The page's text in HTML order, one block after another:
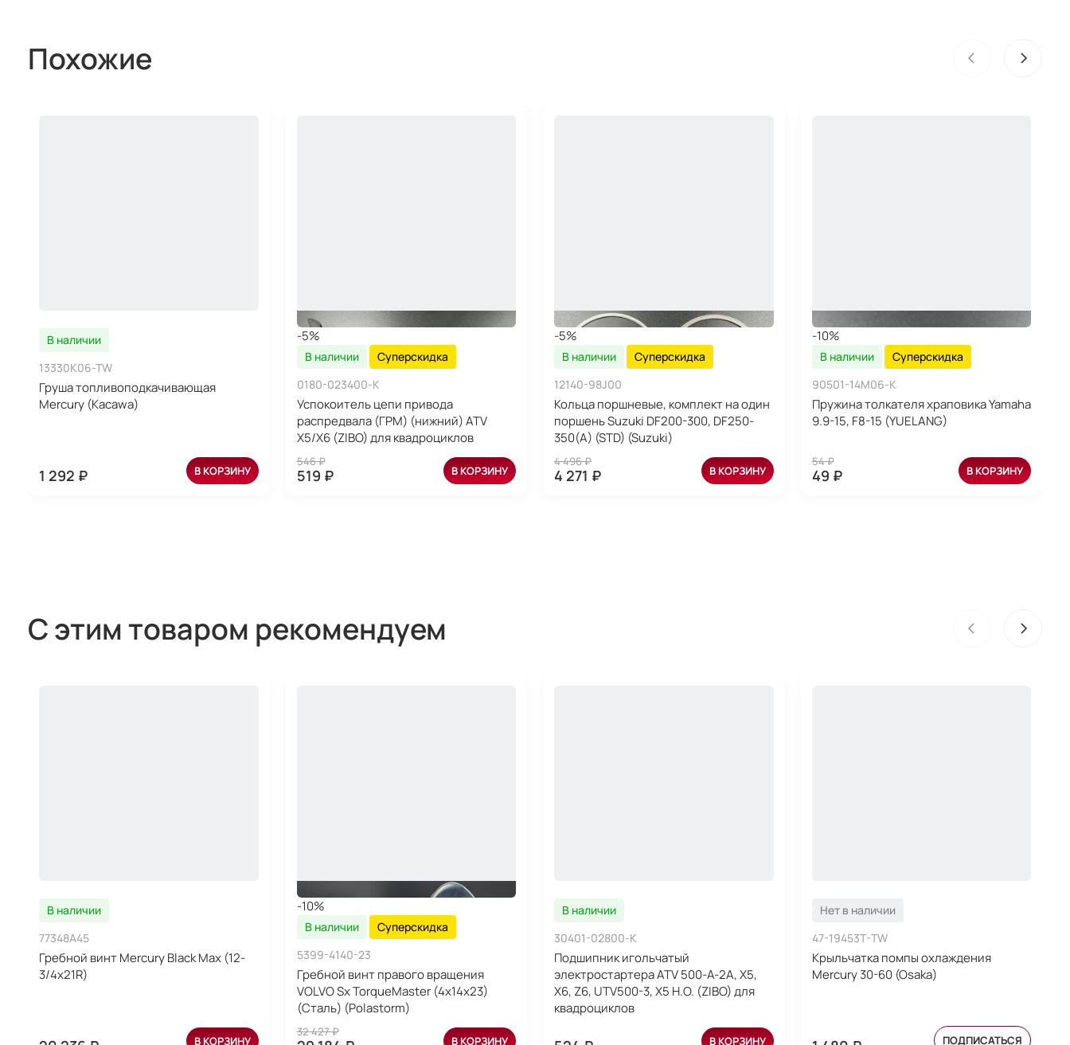
Похожие
В наличии
13330K06-TW
Груша топливоподкачивающая
Mercury (Kacawa)
1 292 ₽ В КОРЗИНУ
-5%
В наличии
Суперскидка
0180-023400-K
Успокоитель цепи привода
распредвала (ГРМ) (нижний) ATV
X5/X6 (ZIBO) для квадроциклов
546 ₽
519 ₽ В КОРЗИНУ
-5%
В наличии
Суперскидка
12140-98J00
Кольца поршневые, комплект на один
поршень Suzuki DF200-300, DF250-
350(A) (STD) (Suzuki)
4 496 ₽
4 271 ₽ В КОРЗИНУ
-10%
В наличии
Суперскидка
90501-14M06-K
Пружина толкателя храповика Yamaha
9.9-15, F8-15 (YUELANG)
54 ₽
49 ₽ В КОРЗИНУ
С этим товаром рекомендуем
В наличии
77348A45
Гребной винт Mercury Black Max (12-
3/4х21R)
В КОРЗИНУ
-10%
В наличии
Суперскидка
5399-4140-23
Гребной винт правого вращения
VOLVO Sx TorqueMaster (4x14x23)
(Сталь) (Polastorm)
32 427 ₽
В КОРЗИНУ
В наличии
30401-02800-K
Подшипник игольчатый
электростартера ATV 500-A-2A, X5,
X6, Z6, UTV500-3, X5 H.O. (ZIBO) для
квадроциклов
В КОРЗИНУ
Нет в наличии
47-19453T-TW
Крыльчатка помпы охлаждения
Mercury 30-60 (Osaka)
ПОДПИСАТЬСЯ